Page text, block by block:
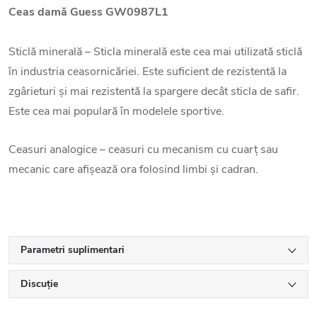
Ceas damă Guess GW0987L1
Sticlă minerală – Sticla minerală este cea mai utilizată sticlă
în industria ceasornicăriei. Este suficient de rezistentă la
zgârieturi și mai rezistentă la spargere decât sticla de safir.
Este cea mai populară în modelele sportive.
Ceasuri analogice – ceasuri cu mecanism cu cuarț sau
mecanic care afișează ora folosind limbi și cadran.
Parametri suplimentari
Discuţie